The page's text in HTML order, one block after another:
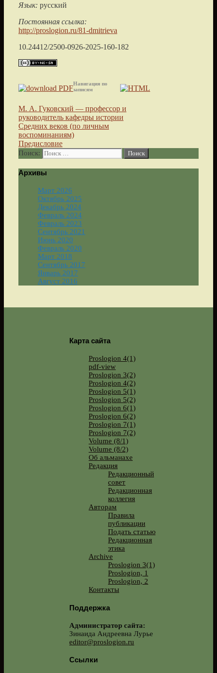
Язык: русский
Постоянная ссылка:
http://proslogion.ru/81-dmitrieva
10.24412/2500-0926-2025-160-182
Навигация по
записям
М. А. Гуковский — профессор и
руководитель кафедры истории
Средних веков (по личным
воспоминаниям)
Предисловие
Поиск:
Архивы
Март 2026
Октябрь 2025
Декабрь 2024
Февраль 2024
Февраль 2023
Сентябрь 2021
Июнь 2020
Февраль 2020
Март 2018
Сентябрь 2017
Январь 2017
Август 2016
Карта сайта
Proslogion 4(1)
pdf-view
Proslogion 3(2)
Proslogion 4(2)
Proslogion 5(1)
Proslogion 5(2)
Proslogion 6(1)
Proslogion 6(2)
Proslogion 7(1)
Proslogion 7(2)
Volume (8/1)
Volume (8/2)
Об альманахе
Редакция
Редакционный
совет
Редакционная
коллегия
Авторам
Правила
публикации
Подать статью
Редакционная
этика
Archive
Proslogion 3(1)
Proslogion, 1
Proslogion, 2
Контакты
Поддержка
Администратор сайта:
Зинаида Андреевна Лурье
editor@proslogion.ru
Ссылки